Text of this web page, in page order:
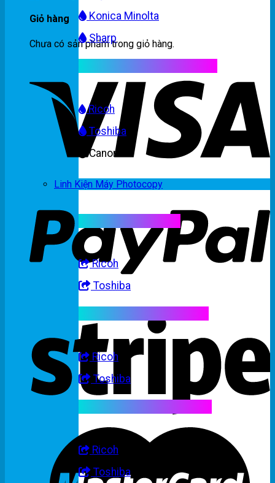
Giỏ hàng
Chưa có sản phẩm trong giỏ hàng.
Konica Minolta
Sharp
Ricoh
Toshiba
Canon
Linh Kiện Máy Photocopy
Ricoh
Toshiba
Ricoh
Toshiba
Ricoh
Toshiba